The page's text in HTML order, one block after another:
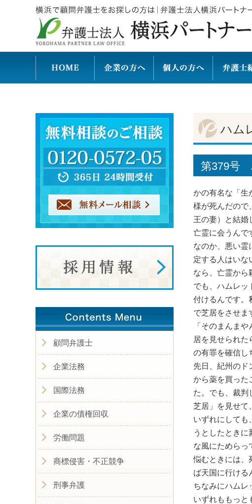
ハム
第379号
かの有名な「生
様が死んだので
王の妻）と結婚
亡霊に会うんで
なのか、悪い霊
定する人はいな
なら、亡霊から
でも、ハムレッ
付けるんです。
で芝居をさせま
「そのまんま
居を見せられた
の有罪を確信し
先日、紀州のド
から薬を買った
た。でも、裁判
芝居」を見せて
いずれにしても
うとしたとき
な風にためらっ
悩むときには、
ば天国に行ける
ちなみにハムレ
いずれももっと
顧問弁護士
企業法務
国際法務
企業の債権回収
労働問題
商標侵害・不正競争
刑事弁護